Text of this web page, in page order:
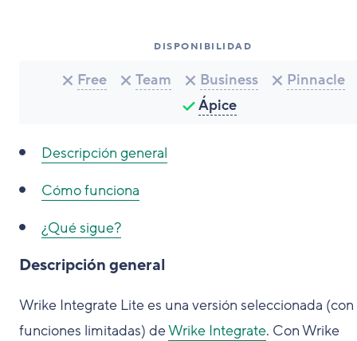
DISPONIBILIDAD
Free Team Business
Pinnacle
Ápice
Descripción general
Cómo funciona
¿Qué sigue?
Descripción general
Wrike Integrate Lite es una versión seleccionada (con
funciones limitadas) deWrike Integrate. Con Wrike